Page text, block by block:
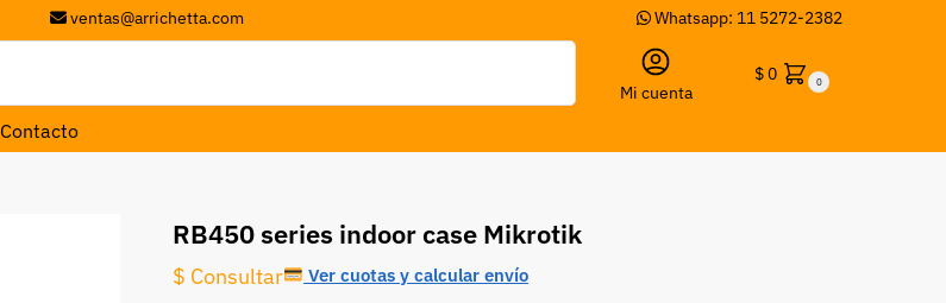
ventas@arrichetta.com Whatsapp: 11 5272-2382
Mi cuenta
$0 0
Contacto
RB450 series indoor case Mikrotik
$ Consultar
Ver cuotas y calcular envío